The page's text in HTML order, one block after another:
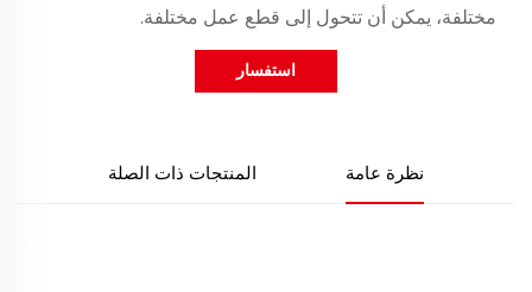
مختلفة، يمكن أن تتحول إلى قطع عمل مختلفة.
استفسار
نظرة عامة المنتجات ذات الصلة